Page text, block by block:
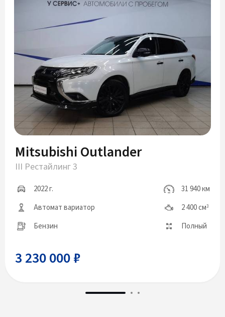
Mitsubishi Outlander
III Рестайлинг 3
2022 г.
31 940 км
Автомат вариатор
2 400 см3
Бензин Полный
3 230 000 ₽